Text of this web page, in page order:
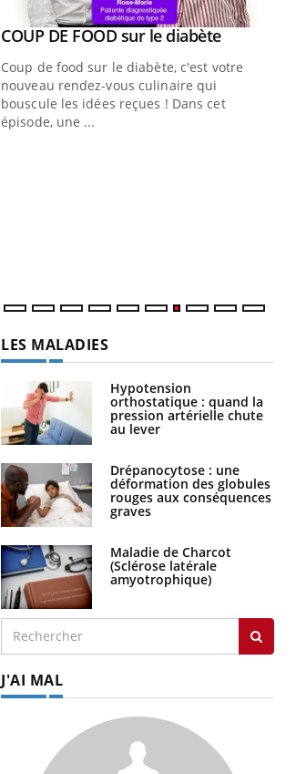
Youtube
COUP DE FOOD sur le diabèteYoutube
Coup de food sur le diabète, c'est votre
nouveau rendez-vous culinaire qui
bouscule les idées reçues ! Dans cet
épisode, une ...
LES MALADIES
Hypotension
orthostatique : quand la
pression artérielle chute
au lever
Drépanocytose : une
déformation des globules
rouges aux conséquences
graves
Maladie de Charcot
(Sclérose latérale
amyotrophique)
J'AI MAL